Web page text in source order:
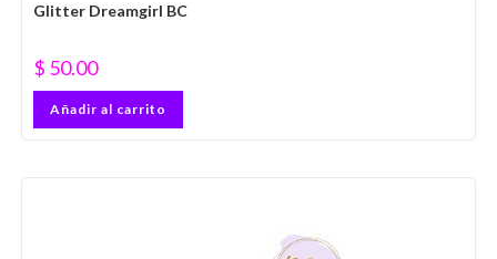
Glitter Dreamgirl BC
$ 50.00
Añadir al carrito